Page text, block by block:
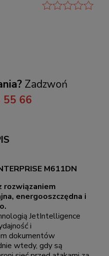
Zadzwoń
55 66
M611DN
rozwiązaniem
energooszczędna i
JetIntelligence
i
dokumentów
wtedy, gdy są